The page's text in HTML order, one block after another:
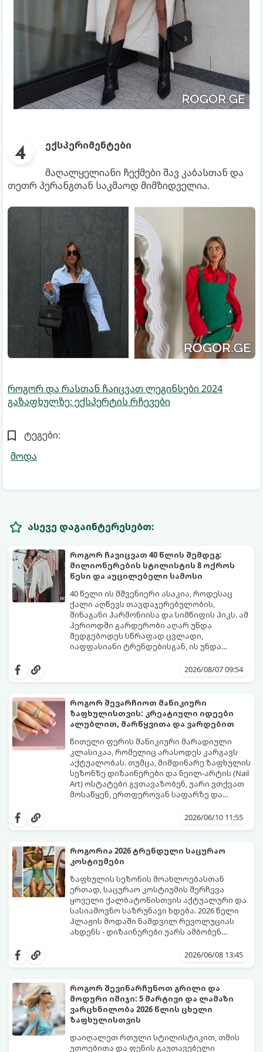
ექსპერიმენტები
მაღალყელიანი ჩექმები შავ კაბასთან და
თეთრ პერანგთან საკმაოდ მიმზიდველია.
როგორ და რასთან ჩაიცვათ ლეგინსები 2024
გაზაფხულზე: ექსპერტის რჩევები
ტეგები:
მოდა
ასევე დაგაინტერესებთ:
როგორ ჩავიცვათ 40 წლის შემდეგ:
მილიონერების სტილისტის 8 ოქროს
წესი და აუცილებელი სამოსი
40 წელი ის მშვენიერი ასაკია, როდესაც
ქალი აღწევს თავდაჯერებულობის,
შინაგანი ჰარმონიისა და სიმწიფის პიკს. ამ
პერიოდში გარდერობი აღარ უნდა
შედგებოდეს სწრაფად ცვლადი,
იაფფასიანი ტრენდებისგან, ის უნდა
რომელიც მილიონერებსა და
წელს გადაცილებული თითოეული
ქალბატონის გარდერობში უნდა იყოს:
2026/08/07 09:54
როგორ შევარჩიოთ მანიკიური
ზაფხულისთვის: კრეატიული იდეები
ალუბლით, მარწყვითა და ვარდებით
წითელი ფერის მანიკიური მარადიული
კლასიკაა, რომელიც არასოდეს კარგავს
აქტუალობას. თუმცა, მიმდინარე ზაფხულის
სეზონზე დიზაინერები და ნეილ-არტის (Nail
Art) ოსტატები გვთავაზობენ, უარი ვთქვათ
მოსაწყენ, ერთფეროვან საფარზე და
წვნიანი და რომანტიკული განწყობა
კლასიკური ალისფერიდან დაწყებული,
ექსპერიმენტებისთვის. გაიგეთ, რომელი
სამი მთავარი პრინტი იქნება ივნისის
ყველაზე ცხელი ტრენდი ფრჩხილების
მოდაში:
2026/06/10 11:55
როგორია 2026 ტრენდული საცურაო
კოსტიუმები
ზაფხულის სეზონის მოახლოებასთან
ერთად, საცურაო კოსტიუმის შერჩევა
ყოველი ქალბატონისთვის აქტუალური და
სასიამოვნო საზრუნავი ხდება. 2026 წელი
პლაჟის მოდაში ნამდვილ რევოლუციას
ახდენს - დიზაინერები უარს ამბობენ
აქცენტს აკეთებენ კომფორტის,
გაძლევთ იყოთ მაქსიმალურად თამამი,
კომფორტულად იგრძნოთ. გაიგეთ,
რომელი საცურაო კოსტიუმები იქნება 2026
წლის ზაფხულის მთავარი ჰიტი:
2026/06/08 13:45
როგორ შევინარჩუნოთ გრილი და
მოდური იმიჯი: 5 მარტივი და ლამაზი
ვარცხნილობა 2026 წლის ცხელი
ზაფხულისთვის
დაიღალეთ რთული სტილისტიკით, თმის
უთოებითა და ფენის გაუთავებელი